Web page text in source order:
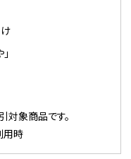
対象商品です。
用時